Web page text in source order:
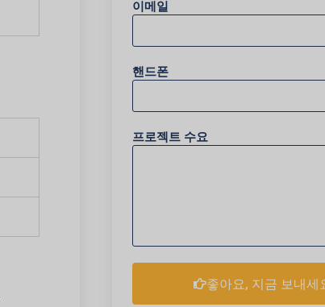
이메일
핸드폰
프로젝트 수요
좋아요, 지금 보내세